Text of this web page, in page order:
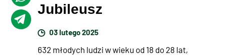
Jubileusz
03 lutego 2025
632 młodych ludzi w wieku od 18 do 28 lat,